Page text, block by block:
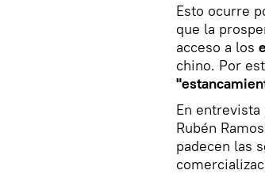
Esto ocurre
que la
acceso a los
chino. Por
En
Rubén
padecen las